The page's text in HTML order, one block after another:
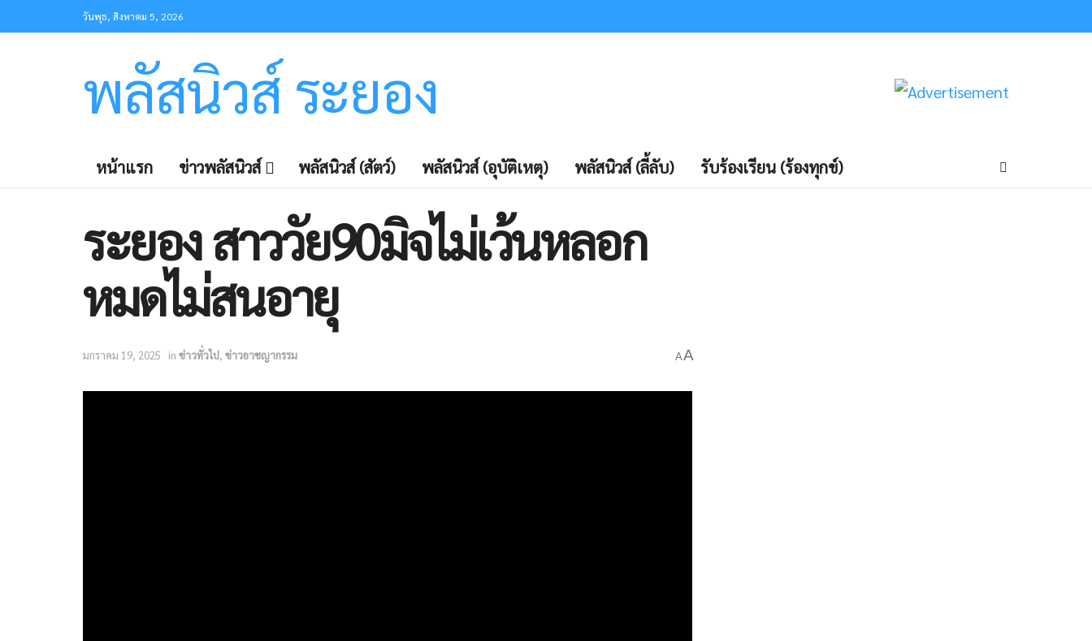
วันพุธ, สิงหาคม 5, 2026
พลัสนิวส์ ระยอง
หน้าแรก ข่าวพลัสนิวส์ พลัสนิวส์ (สัตว์) พลัสนิวส์ (อุบัติเหตุ) พลัสนิวส์ (ลี้ลับ) รับร้องเรียน (ร้องทุกข์)
ระยอง สาววัย90มิจไม่เว้นหลอก
หมดไม่สนอายุ
มกราคม 19, 2025 in ข่าวทั่วไป, ข่าวอาชญากรรม AA